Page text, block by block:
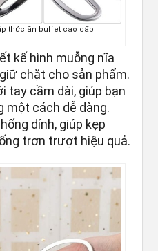
thức ăn buffet cao cấp
kế hình muỗng nĩa
chặt cho sản phẩm.
tay cầm dài, giúp bạn
một cách dễ dàng.
dính, giúp kẹp
trơn trượt hiệu quả.